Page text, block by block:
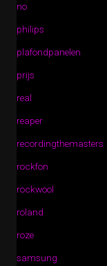
no
philips
plafondpanelen
prijs
real
reaper
recordingthemasters
rockfon
rockwool
roland
roze
samsung